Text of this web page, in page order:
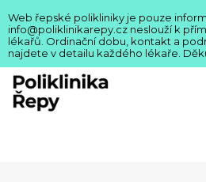
Web řepské polikliniky je pouze
info@poliklinikarepy.cz neslouží k
lékařů. Ordinační dobu, kontakt a
najdete v detailu každého lékaře.